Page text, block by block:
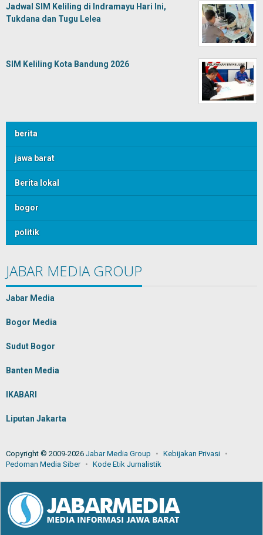
Jadwal SIM Keliling di Indramayu Hari Ini,
Tukdana dan Tugu Lelea
SIM Keliling Kota Bandung 2026
berita
jawa barat
Berita lokal
bogor
politik
JABAR MEDIA GROUP
Jabar Media
Bogor Media
Sudut Bogor
Banten Media
IKABARI
Liputan Jakarta
Copyright © 2009-2026 Jabar Media Group
Kebijakan Privasi
Pedoman Media Siber
Kode Etik Jurnalistik